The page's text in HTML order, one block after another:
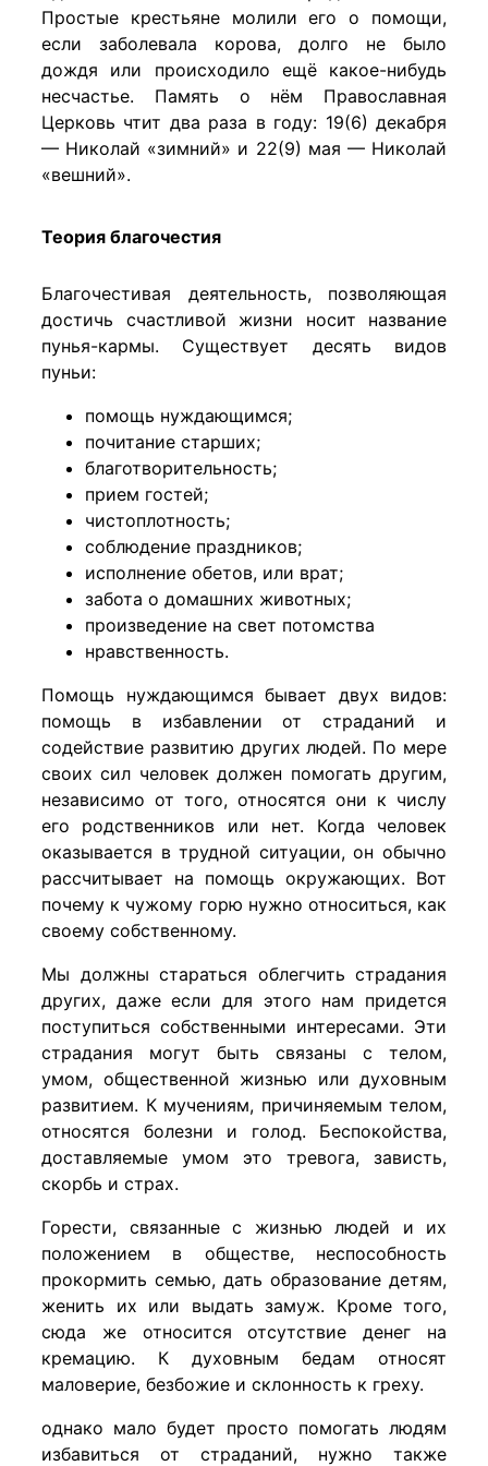
Простые крестьяне молили его о помощи,
если заболевала корова, долго не было
дождя или происходило ещё какое-нибудь
несчастье. Память о нём Православная
Церковь чтит два раза в году: 19(6) декабря
— Николай «зимний» и 22(9) мая — Николай
«вешний».
Теория благочестия
Благочестивая деятельность, позволяющая
достичь счастливой жизни носит название
пунья-кармы. Существует десять видов
пуньи:
помощь нуждающимся;
почитание старших;
благотворительность;
прием гостей;
чистоплотность;
соблюдение праздников;
исполнение обетов, или врат;
забота о домашних животных;
произведение на свет потомства
нравственность.
Помощь нуждающимся бывает двух видов:
помощь в избавлении от страданий и
содействие развитию других людей. По мере
своих сил человек должен помогать другим,
независимо от того, относятся они к числу
его родственников или нет. Когда человек
оказывается в трудной ситуации, он обычно
рассчитывает на помощь окружающих. Вот
почему к чужому горю нужно относиться, как
своему собственному.
Мы должны стараться облегчить страдания
других, даже если для этого нам придется
поступиться собственными интересами. Эти
страдания могут быть связаны с телом,
умом, общественной жизнью или духовным
развитием. К мучениям, причиняемым телом,
относятся болезни и голод. Беспокойства,
доставляемые умом это тревога, зависть,
скорбь и страх.
Горести, связанные с жизнью людей и их
положением в обществе, неспособность
прокормить семью, дать образование детям,
женить их или выдать замуж. Кроме того,
сюда же относится отсутствие денег на
кремацию. К духовным бедам относят
маловерие, безбожие и склонность к греху.
однако мало будет просто помогать людям
избавиться от страданий, нужно также